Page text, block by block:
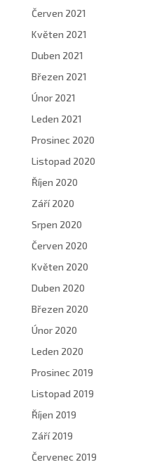
Červen 2021
Květen 2021
Duben 2021
Březen 2021
Únor 2021
Leden 2021
Prosinec 2020
Listopad 2020
Říjen 2020
Září 2020
Srpen 2020
Červen 2020
Květen 2020
Duben 2020
Březen 2020
Únor 2020
Leden 2020
Prosinec 2019
Listopad 2019
Říjen 2019
Září 2019
Červenec 2019